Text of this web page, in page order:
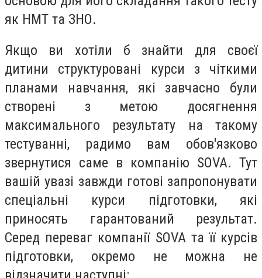
як НМТ та ЗНО.
Якщо ви хотіли б знайти для своєї
дитини структуровані курси з чіткими
планами навчання, які завчасно були
створені з метою досягнення
максимального результату на такому
тестуванні, радимо вам обов'язково
звернутися саме в компанію SOVA. Тут
вашій увазі завжди готові запропонувати
спеціальні курси підготовки, які
приносять гарантований результат.
Серед переваг компанії SOVA та її курсів
підготовки, окремо не можна не